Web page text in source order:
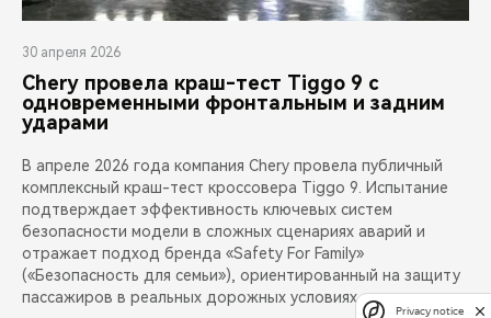
30 апреля 2026
Chery провела краш-тест Tiggo 9 с
одновременными фронтальным и задним
ударами
В апреле 2026 года компания Chery провела публичный
комплексный краш-тест кроссовера Tiggo 9. Испытание
подтверждает эффективность ключевых систем
безопасности модели в сложных сценариях аварий и
отражает подход бренда «Safety For Family»
(«Безопасность для семьи»), ориентированный на защиту
пассажиров в реальных дорожных условиях.
Privacy notice